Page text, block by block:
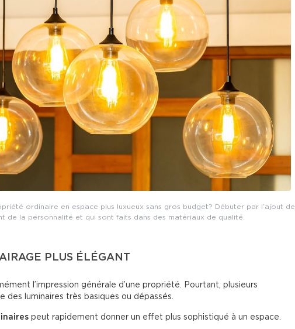
ordinaire en espace plus luxueux sans gros budget? Débuter par l’ajout de
de la personnalité et qui sont faits dans des matériaux de qualité.
PLUS ÉLÉGANT
l’impression générale d’une propriété. Pourtant, plusieurs
des luminaires très basiques ou dépassés.
peut rapidement donner un effet plus sophistiqué à un espace.